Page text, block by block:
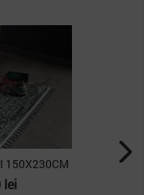
150X230CM
lei